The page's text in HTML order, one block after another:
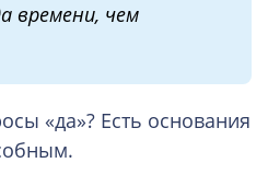
времени, чем
«да»? Есть основания